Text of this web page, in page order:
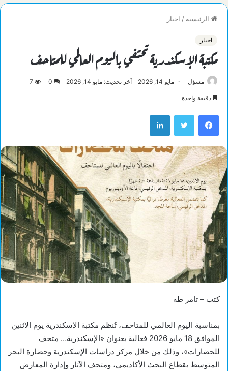
الرئيسية / اخبار
اخبار
مكتبة الإسكندرية تحتفي باليوم العالمي للمتاحف
مسؤل مايو 14, 2026 آخر تحديث: مايو 14, 2026 0
7
دقيقة واحدة
فيسبوك تويتر لينكدإن
كتب – تامر طه
بمناسبة اليوم العالمي للمتاحف، تُنظم مكتبة الإسكندرية يوم الاثنين
الموافق 18 مايو 2026 فعالية بعنوان «الإسكندرية… متحف
للحضارات»، وذلك من خلال مركز دراسات الإسكندرية وحضارة البحر
المتوسط بقطاع البحث الأكاديمي، ومتحف الآثار وإدارة المعارض